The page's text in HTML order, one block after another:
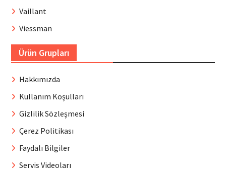
Vaillant
Viessman
Ürün Grupları
Hakkımızda
Kullanım Koşulları
Gizlilik Sözleşmesi
Çerez Politikası
Faydalı Bilgiler
Servis Videoları